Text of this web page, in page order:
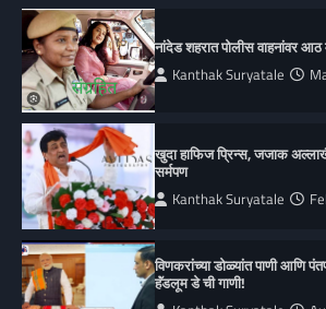
नांदेड शहरात पोलीस वाहनांवर
Kanthak Suryatale
खुदा हाफिज प्रिन्स, जजाक
सर्मपण
Kanthak Suryatale
विणकरांच्या डोळ्यांत पाणी आणि
हॅंडलूम डे ची गाणी!